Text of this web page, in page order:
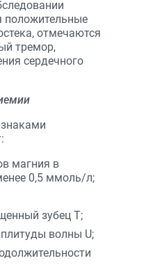
положительные
отмечаются
тремор,
сердечного
магния в
0,5 ммоль/л;
зубец Т;
волны U;